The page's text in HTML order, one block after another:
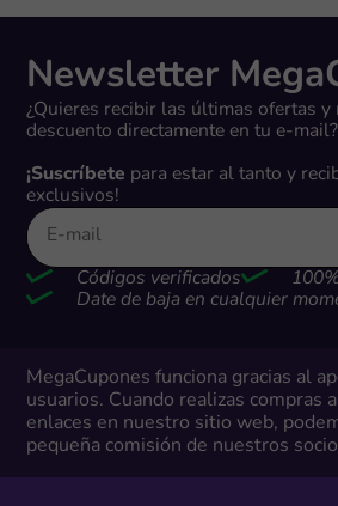
Newsletter
¿Quieres recibir las últimas ofertas y
descuento directamente en tu e-mail?
¡Suscríbete para estar al tanto y
exclusivos!
Códigos verificados
Date de baja en cualquier
MegaCupones funciona gracias al
usuarios. Cuando realizas compras
enlaces en nuestro sitio web,
pequeña comisión de nuestros